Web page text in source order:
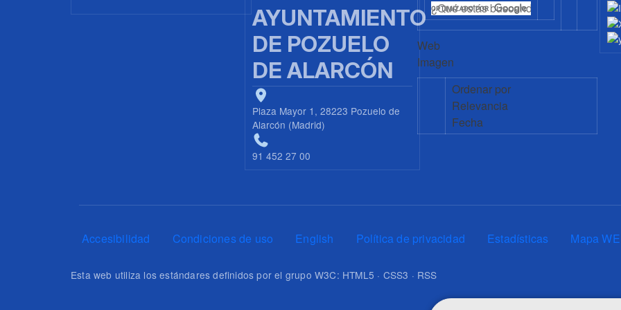
AYUNTAMIENTO
DE POZUELO
DE ALARCÓN
Plaza Mayor 1, 28223 Pozuelo de
Alarcón (Madrid)
91 452 27 00
Web
Imagen
Ordenar por
Relevancia
Fecha
Pie de página
Accesibilidad Condiciones de uso English Política de privacidad Estadísticas Mapa
Esta web utiliza los estándares definidos por el grupo W3C: HTML5 · CSS3 · RSS